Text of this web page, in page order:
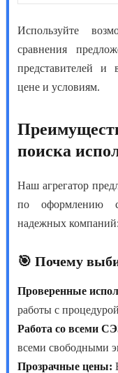
Используйте
сравнения
представителей и
цене и условиям.
поиска
Наш агрегатор
по оформлению
надежных компаний:
🎯 Почему
Проверенные
работы с
Работа со всеми
всеми свободными
Прозрачные цены: